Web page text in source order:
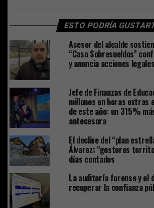
ESTO PODRÍA
Asesor del alcalde
“Caso Sobresueldos”
y anuncia acciones legales
Jefe de Finanzas de
millones en horas extras
de este año: un 315%
antecesora
El declive del “plan
Álvarez: “gestores
días contados
La auditoría forense y el
recuperar la confianza